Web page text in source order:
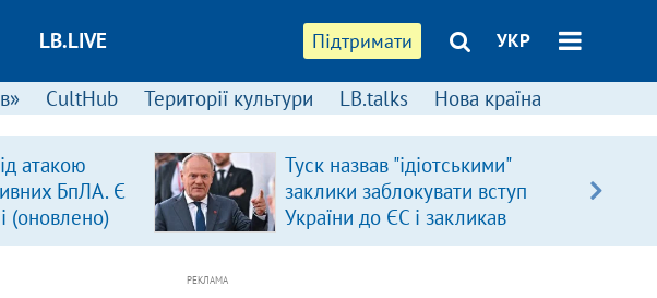
Підтримати УКР
LB.LIVE
CultHub Території культури LB.talks Нова країна
атакою
БпЛА. Є
(оновлено)
Туск назвав "ідіотськими"
заклики заблокувати вступ
України до ЄС і закликав
припинити антиукраїнську
РЕКЛАМА